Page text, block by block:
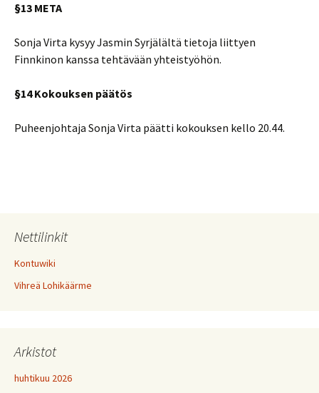
§13 META
Sonja Virta kysyy Jasmin Syrjälältä tietoja liittyen
Finnkinon kanssa tehtävään yhteistyöhön.
§14 Kokouksen päätös
Puheenjohtaja Sonja Virta päätti kokouksen kello 20.44.
Nettilinkit
Kontuwiki
Vihreä Lohikäärme
Arkistot
huhtikuu 2026